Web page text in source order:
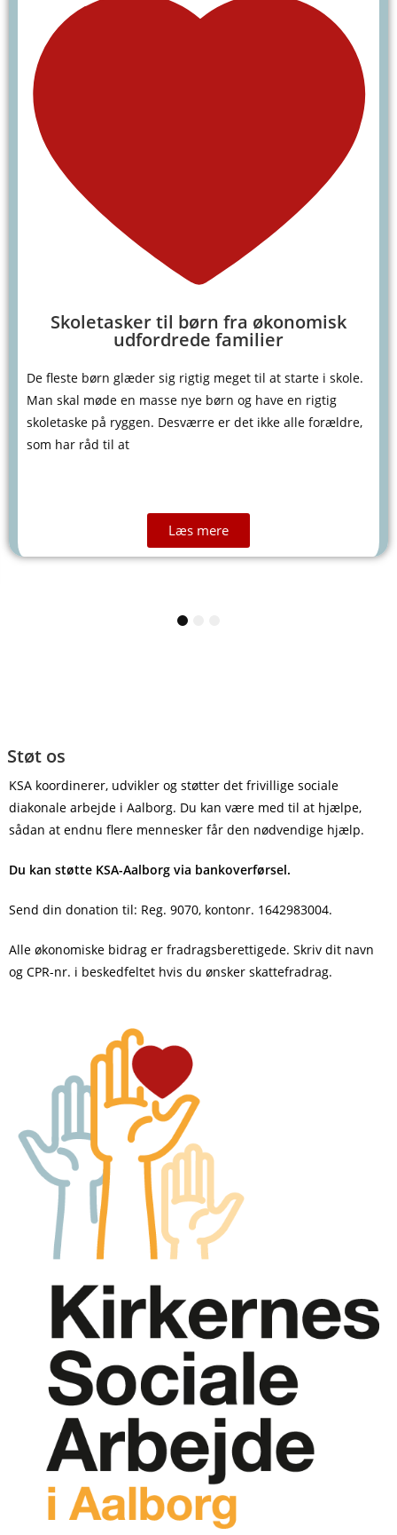
Skoletasker til børn fra økonomisk
udfordrede familier
De fleste børn glæder sig rigtig meget til at starte i skole.
Man skal møde en masse nye børn og have en rigtig
skoletaske på ryggen. Desværre er det ikke alle forældre,
som har råd til at
Læs mere
Støt os
KSA koordinerer, udvikler og støtter det frivillige sociale
diakonale arbejde i Aalborg. Du kan være med til at hjælpe,
sådan at endnu flere mennesker får den nødvendige hjælp.
Du kan støtte KSA-Aalborg via bankoverførsel.
Send din donation til: Reg. 9070, kontonr. 1642983004.
Alle økonomiske bidrag er fradragsberettigede. Skriv dit navn
og CPR-nr. i beskedfeltet hvis du ønsker skattefradrag.